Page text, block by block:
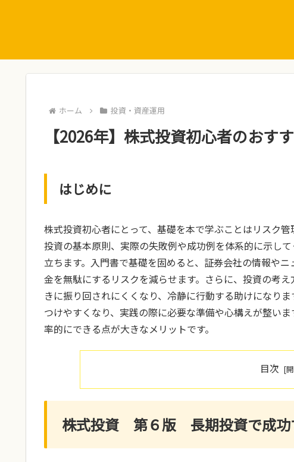
ホーム 投資・資産運用
【2026年】株式投資初心者のおす
はじめに
株式投資初心者にとって、基礎を本で学ぶことはリスク
投資の基本原則、実際の失敗例や成功例を体系的に示し
立ちます。入門書で基礎を固めると、証券会社の情報や
金を無駄にするリスクを減らせます。さらに、投資の考
きに振り回されにくくなり、冷静に行動する助けになり
つけやすくなり、実践の際に必要な準備や心構えが整い
率的にできる点が大きなメリットです。
目次
株式投資 第６版 長期投資で成功